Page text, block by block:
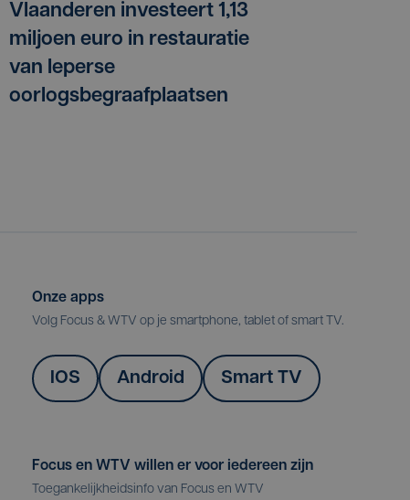
Vlaanderen investeert 1,13
miljoen euro in restauratie
van Ieperse
oorlogsbegraafplaatsen
Onze apps
Volg Focus & WTV op je smartphone, tablet of smart TV.
IOS Android Smart TV
Focus en WTV willen er voor iedereen zijn
Toegankelijkheidsinfo van Focus en WTV